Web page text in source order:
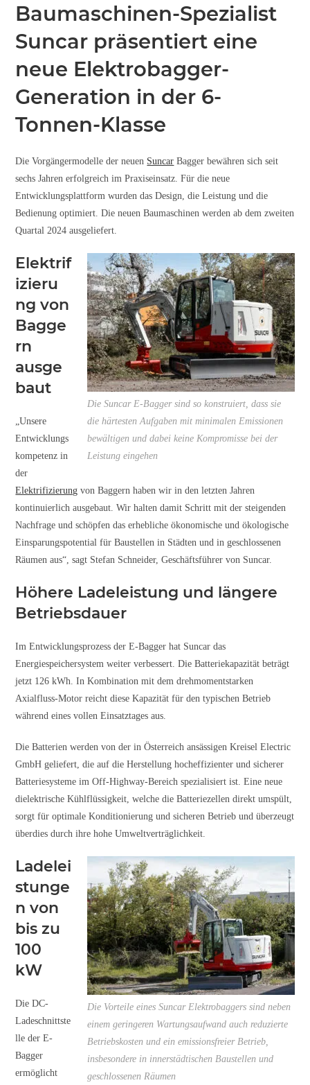
Baumaschinen-Spezialist
Suncar präsentiert eine
neue Elektrobagger-
Generation in der 6-
Tonnen-Klasse
Die Vorgängermodelle der neuen Suncar Bagger bewähren sich seit
sechs Jahren erfolgreich im Praxiseinsatz. Für die neue
Entwicklungsplattform wurden das Design, die Leistung und die
Bedienung optimiert. Die neuen Baumaschinen werden ab dem zweiten
Quartal 2024 ausgeliefert.
Die Suncar E-Bagger sind so konstruiert, dass sie
die härtesten Aufgaben mit minimalen Emissionen
bewältigen und dabei keine Kompromisse bei der
Leistung eingehen
Elektrif
izieru
ng von
Bagge
rn
ausge
baut
„Unsere
Entwicklungs
kompetenz in
der
Elektrifizierung von Baggern haben wir in den letzten Jahren
kontinuierlich ausgebaut. Wir halten damit Schritt mit der steigenden
Nachfrage und schöpfen das erhebliche ökonomische und ökologische
Einsparungspotential für Baustellen in Städten und in geschlossenen
Räumen aus“, sagt Stefan Schneider, Geschäftsführer von Suncar.
Höhere Ladeleistung und längere
Betriebsdauer
Im Entwicklungsprozess der E-Bagger hat Suncar das
Energiespeichersystem weiter verbessert. Die Batteriekapazität beträgt
jetzt 126 kWh. In Kombination mit dem drehmomentstarken
Axialfluss-Motor reicht diese Kapazität für den typischen Betrieb
während eines vollen Einsatztages aus.
Die Batterien werden von der in Österreich ansässigen Kreisel Electric
GmbH geliefert, die auf die Herstellung hocheffizienter und sicherer
Batteriesysteme im Off-Highway-Bereich spezialisiert ist. Eine neue
dielektrische Kühlflüssigkeit, welche die Batteriezellen direkt umspült,
sorgt für optimale Konditionierung und sicheren Betrieb und überzeugt
überdies durch ihre hohe Umweltverträglichkeit.
Die Vorteile eines Suncar Elektrobaggers sind neben
einem geringeren Wartungsaufwand auch reduzierte
Betriebskosten und ein emissionsfreier Betrieb,
insbesondere in innerstädtischen Baustellen und
geschlossenen Räumen
Ladelei
stunge
n von
bis zu
100
kW
Die DC-
Ladeschnittste
lle der E-
Bagger
ermöglicht